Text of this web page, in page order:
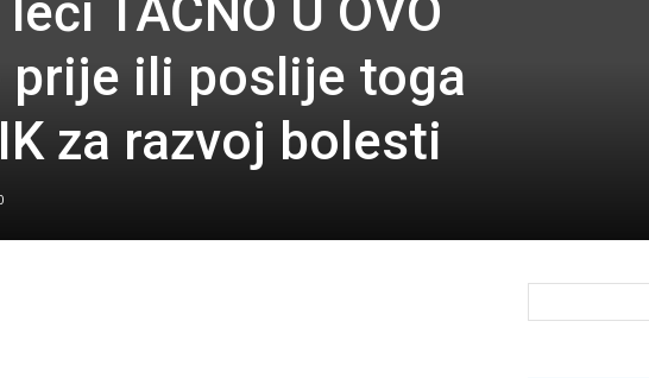
TAČNO U OVO
prije ili poslije toga
za razvoj bolesti